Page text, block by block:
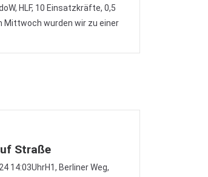
HLF, 10 Einsatzkräfte, 0,5
Mittwoch wurden wir zu einer
Straße
14:03UhrH1, Berliner Weg,